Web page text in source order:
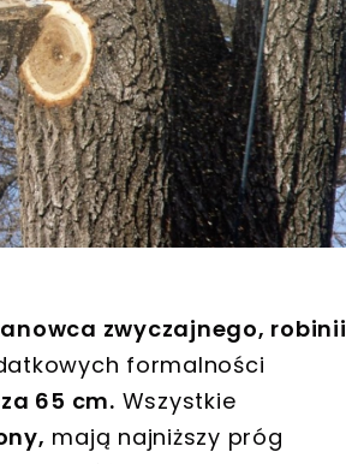
zwyczajnego, robinii
formalności
65 cm. Wszystkie
mają najniższy próg